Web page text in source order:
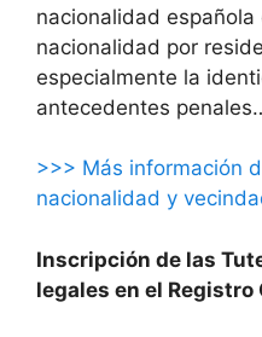
nacionalidad
nacionalidad por
especialmente la
antecedentes
>>> Más información
nacionalidad y
Inscripción de las
legales en el Registro